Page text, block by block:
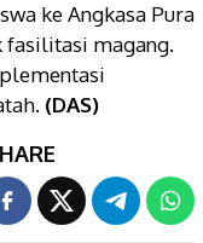
ke Angkasa Pura
fasilitasi magang.
(DAS)